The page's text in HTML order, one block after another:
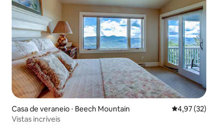
Casa de veraneio ⋅ Beech Mountain 4,97 de uma
4,97 (32)
Vistas incríveis